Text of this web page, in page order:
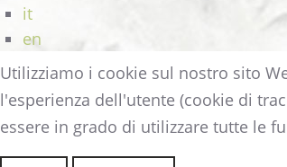
it
en
Utilizziamo i cookie sul nostro sito
l'esperienza dell'utente (cookie di
essere in grado di utilizzare tutte le